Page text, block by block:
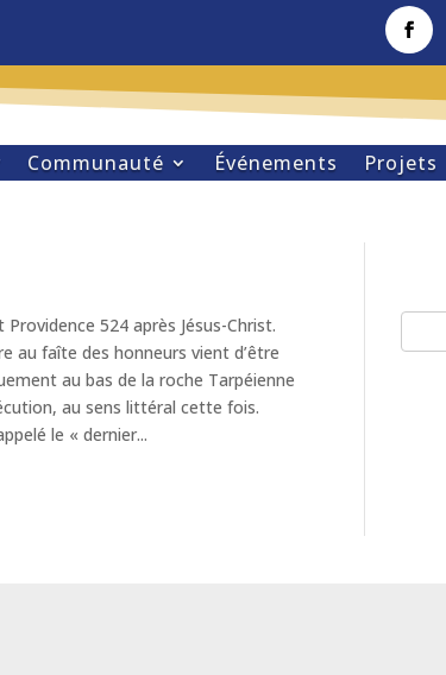
Communauté Événements Projets
524 après Jésus-Christ.
au faîte des honneurs vient d’être
au bas de la roche Tarpéienne
au sens littéral cette fois.
le « dernier...